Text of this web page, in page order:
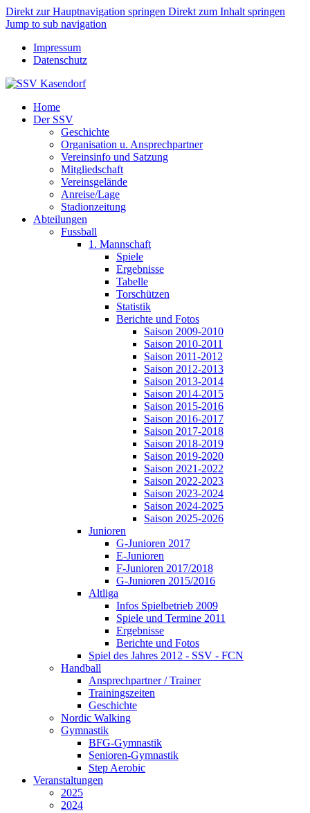
Direkt zur Hauptnavigation springen Direkt zum Inhalt springen
Jump to sub navigation
Impressum
Datenschutz
Home
Der SSV
Geschichte
Organisation u. Ansprechpartner
Vereinsinfo und Satzung
Mitgliedschaft
Vereinsgelände
Anreise/Lage
Stadionzeitung
Abteilungen
Fussball
1. Mannschaft
Spiele
Ergebnisse
Tabelle
Torschützen
Statistik
Berichte und Fotos
Saison 2009-2010
Saison 2010-2011
Saison 2011-2012
Saison 2012-2013
Saison 2013-2014
Saison 2014-2015
Saison 2015-2016
Saison 2016-2017
Saison 2017-2018
Saison 2018-2019
Saison 2019-2020
Saison 2021-2022
Saison 2022-2023
Saison 2023-2024
Saison 2024-2025
Saison 2025-2026
Junioren
G-Junioren 2017
E-Junioren
F-Junioren 2017/2018
G-Junioren 2015/2016
Altliga
Infos Spielbetrieb 2009
Spiele und Termine 2011
Ergebnisse
Berichte und Fotos
Spiel des Jahres 2012 - SSV - FCN
Handball
Ansprechpartner / Trainer
Trainingszeiten
Geschichte
Nordic Walking
Gymnastik
BFG-Gymnastik
Senioren-Gymnastik
Step Aerobic
Veranstaltungen
2025
2024